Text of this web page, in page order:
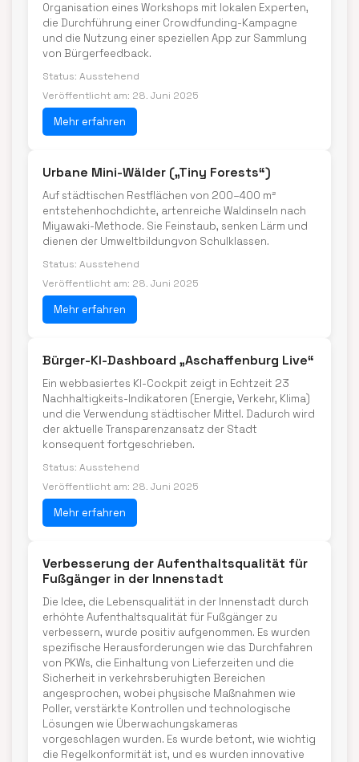
Organisation eines Workshops mit lokalen Experten,
die Durchführung einer Crowdfunding-Kampagne
und die Nutzung einer speziellen App zur Sammlung
von Bürgerfeedback.
Status: Ausstehend
Veröffentlicht am: 28. Juni 2025
Mehr erfahren
Urbane Mini-Wälder („Tiny Forests“)
Auf städtischen Restflächen von 200–400 m²
entstehenhochdichte, artenreiche Waldinseln nach
Miyawaki-Methode. Sie Feinstaub, senken Lärm und
dienen der Umweltbildungvon Schulklassen.
Status: Ausstehend
Veröffentlicht am: 28. Juni 2025
Mehr erfahren
Bürger-KI-Dashboard „Aschaffenburg Live“
Ein webbasiertes KI-Cockpit zeigt in Echtzeit 23
Nachhaltigkeits-Indikatoren (Energie, Verkehr, Klima)
und die Verwendung städtischer Mittel. Dadurch wird
der aktuelle Transparenzansatz der Stadt
konsequent fortgeschrieben.
Status: Ausstehend
Veröffentlicht am: 28. Juni 2025
Mehr erfahren
Verbesserung der Aufenthaltsqualität für
Fußgänger in der Innenstadt
Die Idee, die Lebensqualität in der Innenstadt durch
erhöhte Aufenthaltsqualität für Fußgänger zu
verbessern, wurde positiv aufgenommen. Es wurden
spezifische Herausforderungen wie das Durchfahren
von PKWs, die Einhaltung von Lieferzeiten und die
Sicherheit in verkehrsberuhigten Bereichen
angesprochen, wobei physische Maßnahmen wie
Poller, verstärkte Kontrollen und technologische
Lösungen wie Überwachungskameras
vorgeschlagen wurden. Es wurde betont, wie wichtig
die Regelkonformität ist, und es wurden innovative